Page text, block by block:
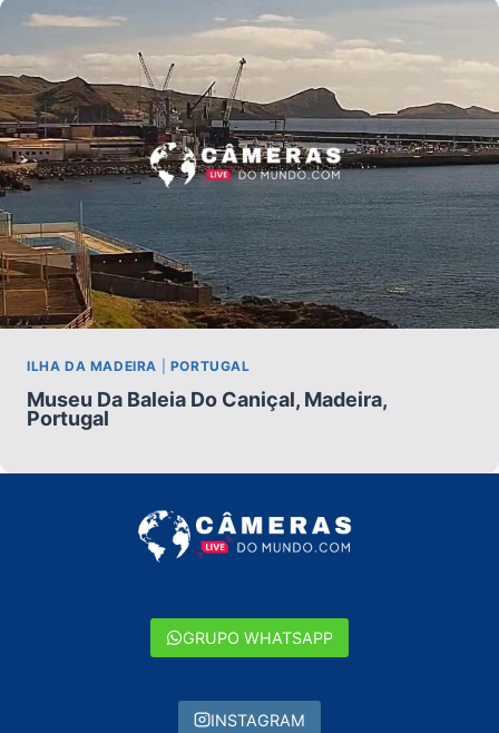
ILHA DA MADEIRA PORTUGAL
Museu Da Baleia Do Caniçal, Madeira,
Portugal
GRUPO WHATSAPP
INSTAGRAM